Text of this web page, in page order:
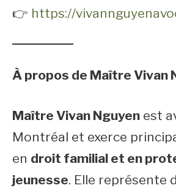
👉 https://
À propos de Maître Vivan
Maître Vivan Nguyen est
Montréal et exerce
en droit familial et en
jeunesse. Elle représente